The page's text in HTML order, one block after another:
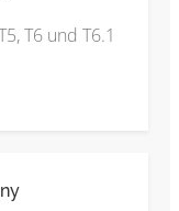
T6 und T6.1